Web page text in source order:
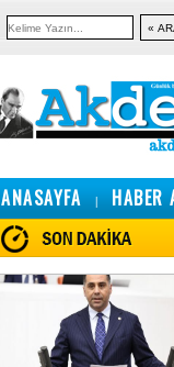
ANASAYFA | HABER